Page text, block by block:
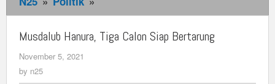
Hanura,
Tiga
Calon
Musdalub Hanura, Tiga Calon Siap Bertarung
November 5, 2021
by n25